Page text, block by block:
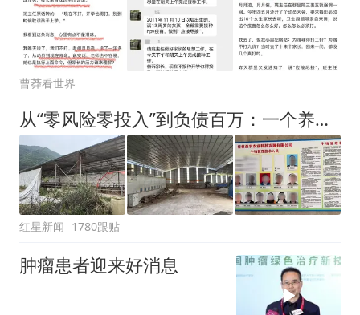
曹莽看世界
从“零风险零投入”到负债百万：一个养牛项目崩盘后，谁该为农户的贷款买单丨红星调查
红星新闻 1780跟贴
肿瘤患者迎来好消息